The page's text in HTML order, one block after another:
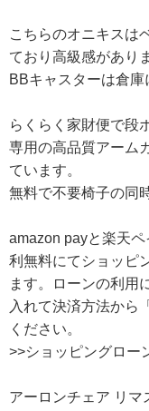
こちらのオニキスは
ており高級感があり
BBキャスターは倉庫
らくらく家財便で段
専用の高品質アーム
ています。
無料で不要椅子の同
amazon payと楽天
利無料にてショッピ
ます。ローンの利用
入れて決済方法から
ください。
>>ショッピングロー
アーロンチェア リマ